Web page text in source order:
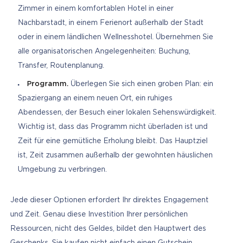
Zimmer in einem komfortablen Hotel in einer
Nachbarstadt, in einem Ferienort außerhalb der Stadt
oder in einem ländlichen Wellnesshotel. Übernehmen Sie
alle organisatorischen Angelegenheiten: Buchung,
Transfer, Routenplanung.
Programm. Überlegen Sie sich einen groben Plan: ein
Spaziergang an einem neuen Ort, ein ruhiges
Abendessen, der Besuch einer lokalen Sehenswürdigkeit.
Wichtig ist, dass das Programm nicht überladen ist und
Zeit für eine gemütliche Erholung bleibt. Das Hauptziel
ist, Zeit zusammen außerhalb der gewohnten häuslichen
Umgebung zu verbringen.
Jede dieser Optionen erfordert Ihr direktes Engagement
und Zeit. Genau diese Investition Ihrer persönlichen
Ressourcen, nicht des Geldes, bildet den Hauptwert des